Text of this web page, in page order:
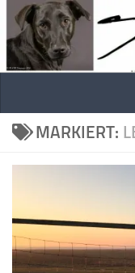
Skip to content
MARKIERT: